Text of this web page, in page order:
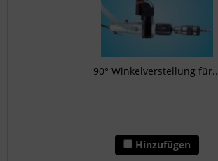
90° Winkelverstellung
Hinzufügen